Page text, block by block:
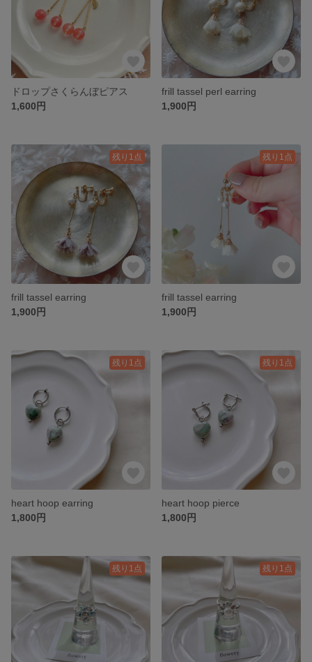
ドロップさくらんぼピアス
1,600円
frill tassel perl earring
1,900円
残り1点
frill tassel earring
1,900円
残り1点
frill tassel earring
1,900円
残り1点
heart hoop earring
1,800円
残り1点
heart hoop pierce
1,800円
残り1点 残り1点